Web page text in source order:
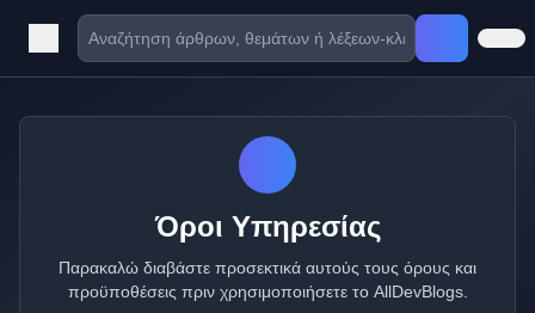
Όροι Υπηρεσίας
Παρακαλώ διαβάστε προσεκτικά αυτούς τους όρους και
προϋποθέσεις πριν χρησιμοποιήσετε το AllDevBlogs.